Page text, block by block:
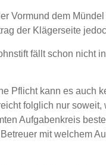
Vormund dem
der Klägerseite
fällt schon nicht
Pflicht kann es auch
folglich nur
Aufgabenkreis
mit welchem